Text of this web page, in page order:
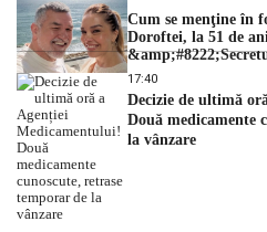
Cum se menţine în
Doroftei, la 51 de
dezvăluit
17:40
Decizie de ultimă
Două medicamente
la vânzare